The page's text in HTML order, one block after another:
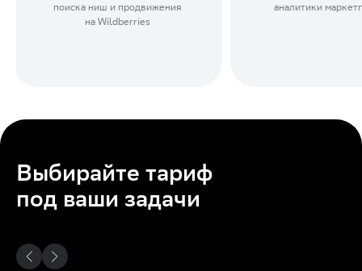
аналитики маркетплейсов
для эффективного
Выбирайте тариф
под ваши задачи